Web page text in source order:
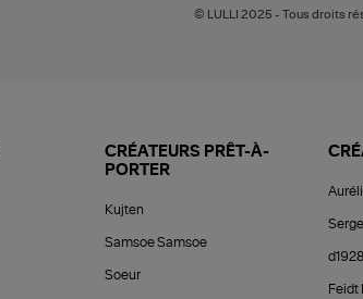
© LULLI 2025 - Tous droits
CRÉATEURS PRÊT-À-
PORTER
Kujten
Samsoe Samsoe
Soeur
d1928
Feidt